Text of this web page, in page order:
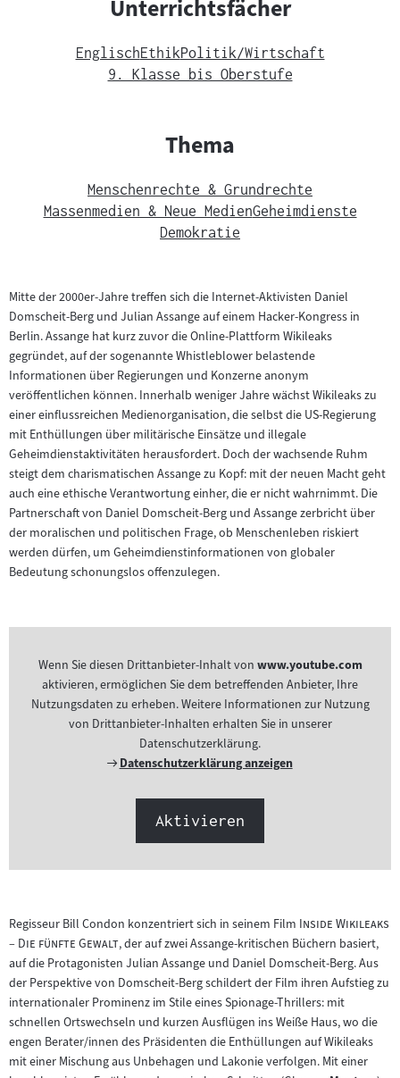
Unterrichtsfächer
EnglischEthikPolitik/Wirtschaft
9. Klasse bis Oberstufe
Thema
Menschenrechte & Grundrechte
Massenmedien & Neue MedienGeheimdienste
Demokratie
Mitte der 2000er-Jahre treffen sich die Internet-Aktivisten Daniel
Domscheit-Berg und Julian Assange auf einem Hacker-Kongress in
Berlin. Assange hat kurz zuvor die Online-Plattform Wikileaks
gegründet, auf der sogenannte Whistleblower belastende
Informationen über Regierungen und Konzerne anonym
veröffentlichen können. Innerhalb weniger Jahre wächst Wikileaks zu
einer einflussreichen Medienorganisation, die selbst die US-Regierung
mit Enthüllungen über militärische Einsätze und illegale
Geheimdienstaktivitäten herausfordert. Doch der wachsende Ruhm
steigt dem charismatischen Assange zu Kopf: mit der neuen Macht geht
auch eine ethische Verantwortung einher, die er nicht wahrnimmt. Die
Partnerschaft von Daniel Domscheit-Berg und Assange zerbricht über
der moralischen und politischen Frage, ob Menschenleben riskiert
werden dürfen, um Geheimdienstinformationen von globaler
Bedeutung schonungslos offenzulegen.
Wenn Sie diesen Drittanbieter-Inhalt von www.youtube.com
aktivieren, ermöglichen Sie dem betreffenden Anbieter, Ihre
Nutzungsdaten zu erheben. Weitere Informationen zur Nutzung
von Drittanbieter-Inhalten erhalten Sie in unserer
Datenschutzerklärung.
Externer
Datenschutzerklärung anzeigen
Aktivieren
Regisseur Bill Condon konzentriert sich in seinem Film "Inside Wikileaks
– Die fünfte Gewalt", der auf zwei Assange-kritischen Büchern basiert,
auf die Protagonisten Julian Assange und Daniel Domscheit-Berg. Aus
der Perspektive von Domscheit-Berg schildert der Film ihren Aufstieg zu
internationaler Prominenz im Stile eines Spionage-Thrillers: mit
schnellen Ortswechseln und kurzen Ausflügen ins Weiße Haus, wo die
engen Berater/innen des Präsidenten die Enthüllungen auf Wikileaks
mit einer Mischung aus Unbehagen und Lakonie verfolgen. Mit einer